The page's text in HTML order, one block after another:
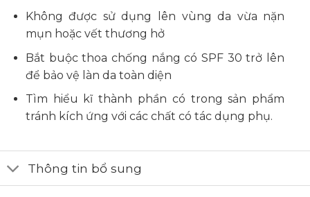
Không được sử dụng lên vùng da vừa nặn
mụn hoặc vết thương hở
Bắt buộc thoa chống nắng có SPF 30 trở lên
để bảo vệ làn da toàn diện
Tìm hiểu kĩ thành phần có trong sản phẩm
tránh kích ứng với các chất có tác dụng phụ.
Thông tin bổ sung